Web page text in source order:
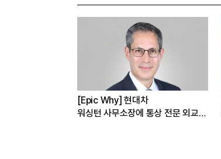
[Epic Why] 현대차
워싱턴 사무소장에 통상 전문 외교관